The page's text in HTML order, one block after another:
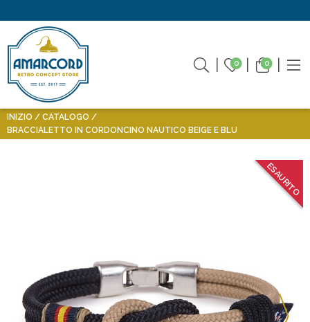
0 0
INIZIO
CATALOGO
BRACCIALETTO IN CORDONCINO NAUTICO BEIGE E BLU
ESAURITO